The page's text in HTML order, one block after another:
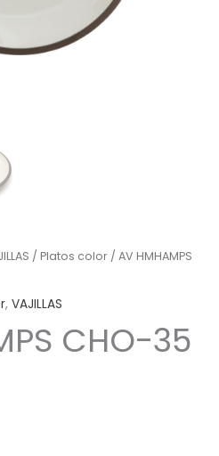
/ Platos color / AV HMHAMPS
, VAJILLAS
CHO-35